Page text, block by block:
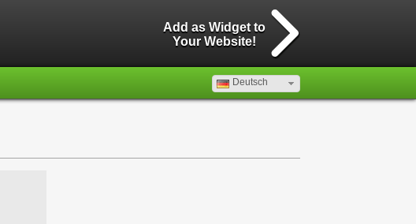
Add as Widget to
Your Website!
Deutsch